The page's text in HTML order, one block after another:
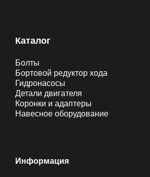
Каталог
Болты
Бортовой редуктор хода
Гидронасосы
Детали двигателя
Коронки и адаптеры
Навесное оборудование
Информация